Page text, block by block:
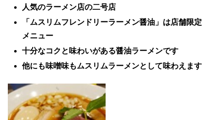
人気のラーメン店の二号店
「ムスリムフレンドリーラーメン醤油」は店舗限定
メニュー
十分なコクと味わいがある醤油ラーメンです
他にも味噌味もムスリムラーメンとして味わえます